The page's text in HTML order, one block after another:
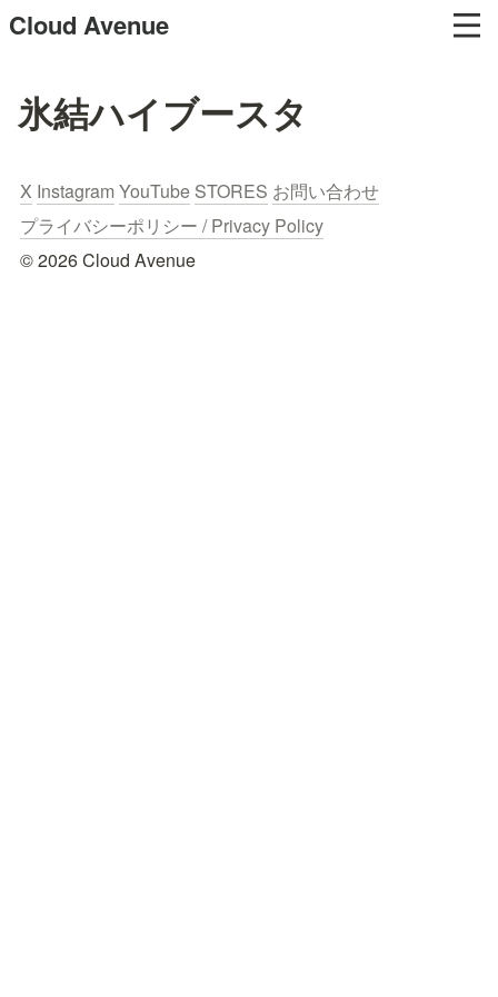
Cloud Avenue
氷結ハイブースタ
X Instagram YouTube STORES お問い合わせ
プライバシーポリシー / Privacy Policy
© 2026 Cloud Avenue